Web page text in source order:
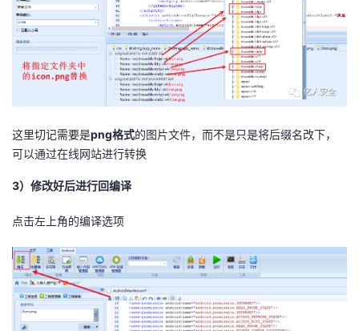
这里切记需要是png格式的图片文件，而不是只是将后缀名改下，
可以通过在线网站进行转换
3）修改好后进行回编译
点击左上角的编译选项